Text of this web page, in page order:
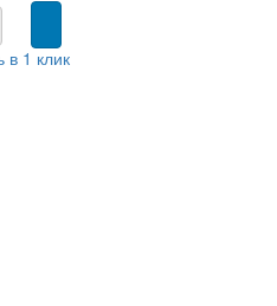
в 1 клик